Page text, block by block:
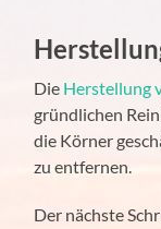
Die Herstellung
gründlichen
die Körner
zu entfernen.
Der nächste